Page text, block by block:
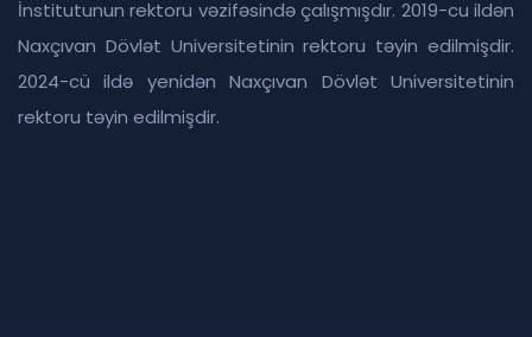
İnstitutunun rektoru vəzifəsində çalışmışdır. 2019-cu ildən
Naxçıvan Dövlət Universitetinin rektoru təyin edilmişdir.
2024-cü ildə yenidən Naxçıvan Dövlət Universitetinin
rektoru təyin edilmişdir.